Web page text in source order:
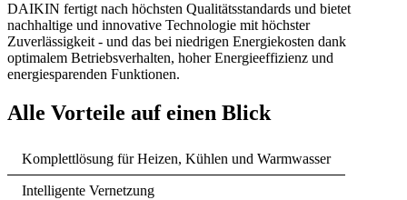
DAIKIN fertigt nach höchsten Qualitätsstandards und bietet
nachhaltige und innovative Technologie mit höchster
Zuverlässigkeit - und das bei niedrigen Energiekosten dank
optimalem Betriebsverhalten, hoher Energieeffizienz und
energiesparenden Funktionen.
Alle Vorteile auf einen Blick
Komplettlösung für Heizen, Kühlen und Warmwasser
Intelligente Vernetzung